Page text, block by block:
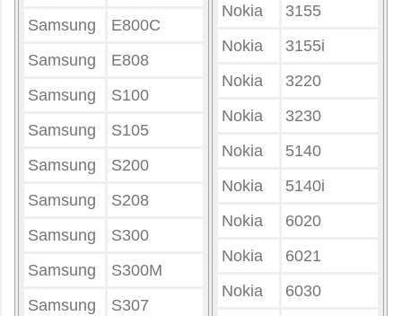
Samsung
E800C
Samsung
E808
Samsung
S100
Samsung
S105
Samsung
S200
Samsung
S208
Samsung
S300
Samsung
S300M
Samsung
S307
Nokia
3155
Nokia
3155i
Nokia
3220
Nokia
3230
Nokia
5140
Nokia
5140i
Nokia
6020
Nokia
6021
Nokia
6030